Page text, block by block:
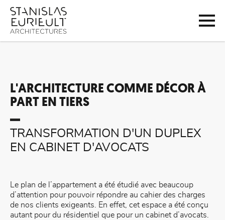
L'ARCHITECTURE COMME DÉCOR À
PART EN TIERS
TRANSFORMATION D'UN DUPLEX
EN CABINET D'AVOCATS
Le plan de l’appartement a été étudié avec beaucoup
d’attention pour pouvoir répondre au cahier des charges
de nos clients exigeants. En effet, cet espace a été conçu
autant pour du résidentiel que pour un cabinet d’avocats.